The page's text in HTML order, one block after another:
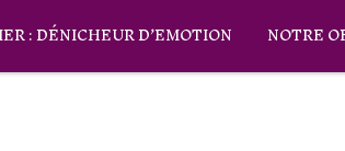
: DÉNICHEUR D’EMOTION NOTRE